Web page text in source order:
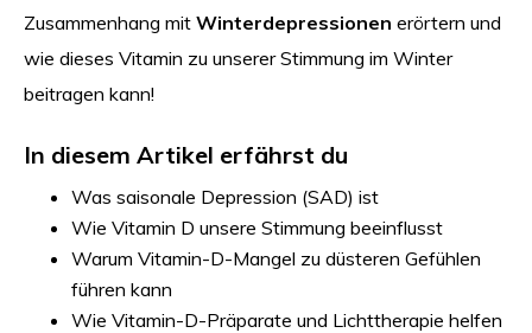
Zusammenhang mit Winterdepressionen erörtern und
wie dieses Vitamin zu unserer Stimmung im Winter
beitragen kann!
In diesem Artikel erfährst du
Was saisonale Depression (SAD) ist
Wie Vitamin D unsere Stimmung beeinflusst
Warum Vitamin-D-Mangel zu düsteren Gefühlen
führen kann
Wie Vitamin-D-Präparate und Lichttherapie helfen